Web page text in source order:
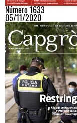
Número 1633
05/11/2020